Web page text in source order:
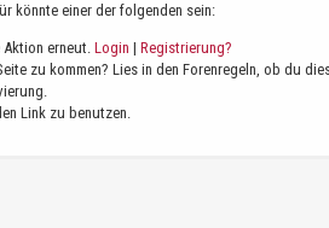
könnte einer der folgenden sein:
erneut. Login | Registrierung?
zu kommen? Lies in den Forenregeln, ob du
Link zu benutzen.